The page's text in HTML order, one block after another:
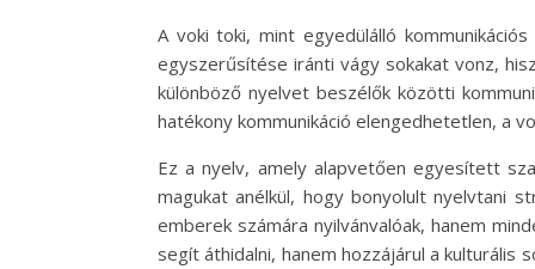
A voki toki, mint egyedülálló
egyszerűsítése iránti vágy sokakat vonz,
különböző nyelvet beszélők közötti
hatékony kommunikáció elengedhetetlen, a
Ez a nyelv, amely alapvetően egyesített
magukat anélkül, hogy bonyolult nyelvtani
emberek számára nyilvánvalóak, hanem
segít áthidalni, hanem hozzájárul a kulturális